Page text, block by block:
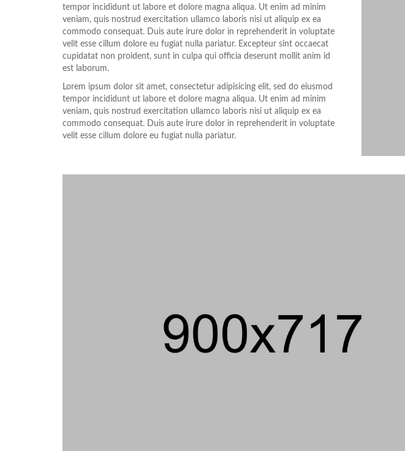
tempor incididunt ut labore et dolore magna aliqua. Ut enim ad minim
veniam, quis nostrud exercitation ullamco laboris nisi ut aliquip ex ea
commodo consequat. Duis aute irure dolor in reprehenderit in voluptate
velit esse cillum dolore eu fugiat nulla pariatur. Excepteur sint occaecat
cupidatat non proident, sunt in culpa qui officia deserunt mollit anim id
est laborum.
Lorem ipsum dolor sit amet, consectetur adipisicing elit, sed do eiusmod
tempor incididunt ut labore et dolore magna aliqua. Ut enim ad minim
veniam, quis nostrud exercitation ullamco laboris nisi ut aliquip ex ea
commodo consequat. Duis aute irure dolor in reprehenderit in voluptate
velit esse cillum dolore eu fugiat nulla pariatur.